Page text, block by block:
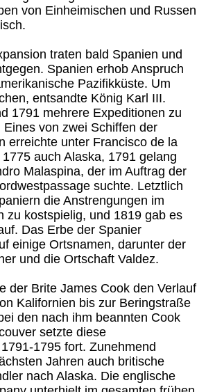
von Einheimischen und Russen
traten bald Spanien und
Spanien erhob Anspruch
Pazifikküste. Um
entsandte König Karl III.
1791 mehrere Expeditionen zu
von zwei Schiffen der
erreichte unter Francisco de la
auch Alaska, 1791 gelang
Malaspina, der im Auftrag der
suchte. Letztlich
die Anstrengungen im
zu kostspielig, und 1819 gab es
Das Erbe der Spanier
einige Ortsnamen, darunter der
und die Ortschaft Valdez.
der Brite James Cook den Verlauf
Kalifornien bis zur Beringstraße
den nach ihm beannten Cook
setzte diese
1795 fort. Zunehmend
Jahren auch britische
nach Alaska. Die englische